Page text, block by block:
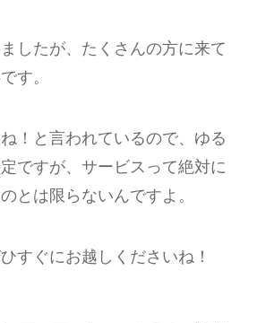
したが、たくさんの方に来て
す。
！と言われているので、ゆる
ですが、サービスって絶対に
とは限らないんですよ。
すぐにお越しくださいね！